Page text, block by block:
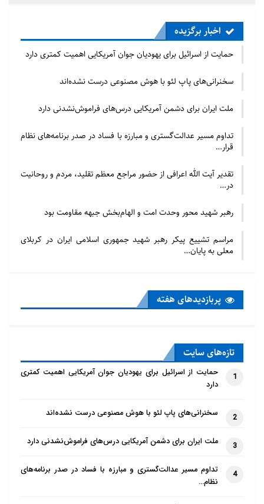
اخبار برگزیده
حمایت از اسرائیل برای یهودیان جوان آمریکایی اهمیت کمتری دارد
سخنرانی‌های پاپ لئو با هوش مصنوعی درست نشده‌اند
ملت ایران برای دشمن آمریکایی درس‌های فراموش‌نشدنی دارد
تداوم مسیر عدالت‌گستری و مبارزه با فساد در صدر برنامه‌های نظام
قرار…
تقدیر آیت الله اعرافی از حضور مراجع معظم تقلید، مردم و روحانیت
در…
رهبر شهید محور وحدت امت و الهام‌بخش جبهه مقاومت بود
مراسم تشییع پیکر رهبر شهید جمهوری اسلامی ایران در کربلای
معلی به پایان…
پربازدید‌های هفته
تازه‌‌های سایت
1
حمایت از اسرائیل برای یهودیان جوان آمریکایی اهمیت کمتری
دارد
2 سخنرانی‌های پاپ لئو با هوش مصنوعی درست نشده‌اند
3 ملت ایران برای دشمن آمریکایی درس‌های فراموش‌نشدنی دارد
4
تداوم مسیر عدالت‌گستری و مبارزه با فساد در صدر برنامه‌های
نظام…